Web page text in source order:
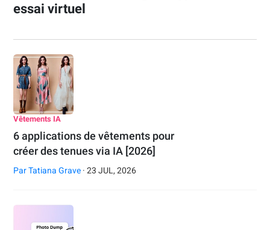
essai virtuel
Vêtements IA
6 applications de vêtements pour
créer des tenues via IA [2026]
ParTatiana Grave · 23 JUL, 2026